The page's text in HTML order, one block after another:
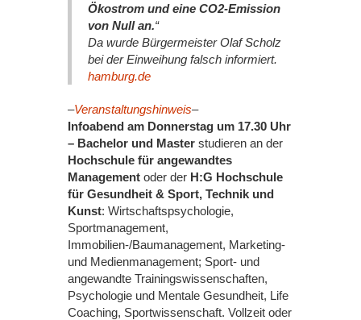
Ökostrom und eine CO2-Emission
von Null an.“
Da wurde Bürgermeister Olaf Scholz
bei der Einweihung falsch informiert.
hamburg.de
–Veranstaltungshinweis–
Infoabend am Donnerstag um 17.30 Uhr
– Bachelor und Master studieren an der
Hochschule für angewandtes
Management oder der H:G Hochschule
für Gesundheit & Sport, Technik und
Kunst: Wirtschaftspsychologie,
Sportmanagement,
Immobilien-/Baumanagement, Marketing-
und Medienmanagement; Sport- und
angewandte Trainingswissenschaften,
Psychologie und Mentale Gesundheit, Life
Coaching, Sportwissenschaft. Vollzeit oder